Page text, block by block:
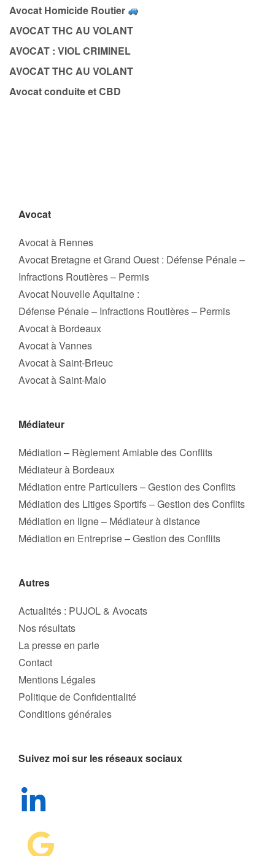
Avocat Homicide Routier
AVOCAT THC AU VOLANT
AVOCAT : VIOL CRIMINEL
AVOCAT THC AU VOLANT
Avocat conduite et CBD
Avocat
Avocat à Rennes
Avocat Bretagne et Grand Ouest : Défense Pénale –
Infractions Routières – Permis
Avocat Nouvelle Aquitaine :
Défense Pénale – Infractions Routières – Permis
Avocat à Bordeaux
Avocat à Vannes
Avocat à Saint-Brieuc
Avocat à Saint-Malo
Médiateur
Médiation – Règlement Amiable des Conflits
Médiateur à Bordeaux
Médiation entre Particuliers – Gestion des Conflits
Médiation des Litiges Sportifs – Gestion des Conflits
Médiation en ligne – Médiateur à distance
Médiation en Entreprise – Gestion des Conflits
Autres
Actualités : PUJOL & Avocats
Nos résultats
La presse en parle
Contact
Mentions Légales
Politique de Confidentialité
Conditions générales
Suivez moi sur les réseaux sociaux